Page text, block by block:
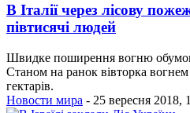
В Італії через лісову
півтисячі людей
Швидке поширення вогню
Станом на ранок вівторка
гектарів.
Новости мира - 25 вересня 2018,